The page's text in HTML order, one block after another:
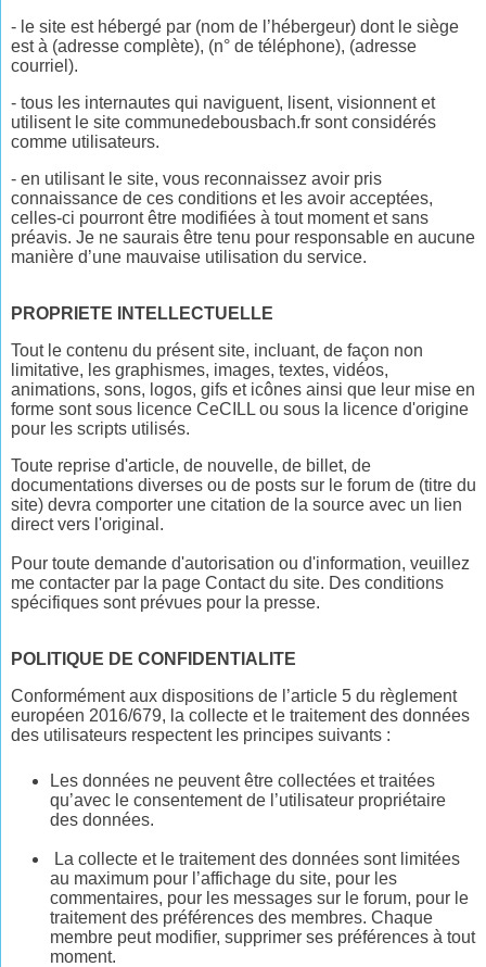
- le site est hébergé par (nom de l’hébergeur) dont le siège
est à (adresse complète), (n° de téléphone), (adresse
courriel).
- tous les internautes qui naviguent, lisent, visionnent et
utilisent le site communedebousbach.fr sont considérés
comme utilisateurs.
- en utilisant le site, vous reconnaissez avoir pris
connaissance de ces conditions et les avoir acceptées,
celles-ci pourront être modifiées à tout moment et sans
préavis. Je ne saurais être tenu pour responsable en aucune
manière d’une mauvaise utilisation du service.
PROPRIETE INTELLECTUELLE
Tout le contenu du présent site, incluant, de façon non
limitative, les graphismes, images, textes, vidéos,
animations, sons, logos, gifs et icônes ainsi que leur mise en
forme sont sous licence CeCILL ou sous la licence d'origine
pour les scripts utilisés.
Toute reprise d'article, de nouvelle, de billet, de
documentations diverses ou de posts sur le forum de (titre du
site) devra comporter une citation de la source avec un lien
direct vers l'original.
Pour toute demande d'autorisation ou d'information, veuillez
me contacter par la page Contact du site. Des conditions
spécifiques sont prévues pour la presse.
POLITIQUE DE CONFIDENTIALITE
Conformément aux dispositions de l’article 5 du règlement
européen 2016/679, la collecte et le traitement des données
des utilisateurs respectent les principes suivants :
Les données ne peuvent être collectées et traitées
qu’avec le consentement de l’utilisateur propriétaire
des données.
La collecte et le traitement des données sont limitées
au maximum pour l’affichage du site, pour les
commentaires, pour les messages sur le forum, pour le
traitement des préférences des membres. Chaque
membre peut modifier, supprimer ses préférences à tout
moment.